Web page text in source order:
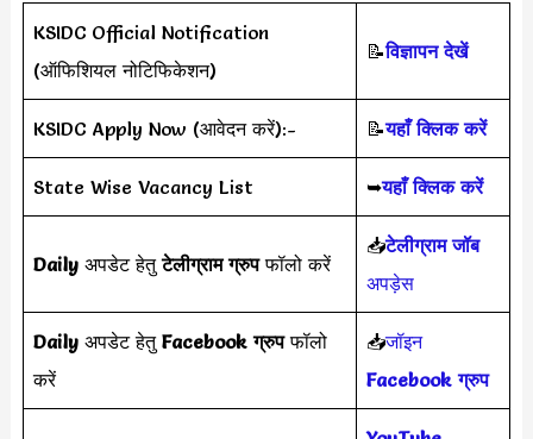
KSIDC Official Notification
(ऑफिशियल नोटिफिकेशन)
📝विज्ञापन देखें
KSIDC Apply Now (आवेदन करें):- 📝यहाँ क्लिक करें
State Wise Vacancy List ➥यहाँ क्लिक करें
Daily अपडेट हेतुटेलीग्राम ग्रुपफॉलो करें
📥टेलीग्राम जॉब
अपड़ेस
Daily अपडेट हेतुFacebook ग्रुपफॉलो
करें
📥जॉइन
Facebook ग्रुप